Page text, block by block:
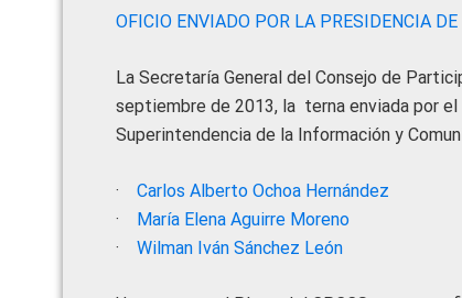
OFICIO ENVIADO POR LA PRESIDENCIA
La Secretaría General del Consejo de
septiembre de 2013, la terna enviada por
Superintendencia de la Información y
· Carlos Alberto Ochoa Hernández
· María Elena Aguirre Moreno
· Wilman Iván Sánchez León